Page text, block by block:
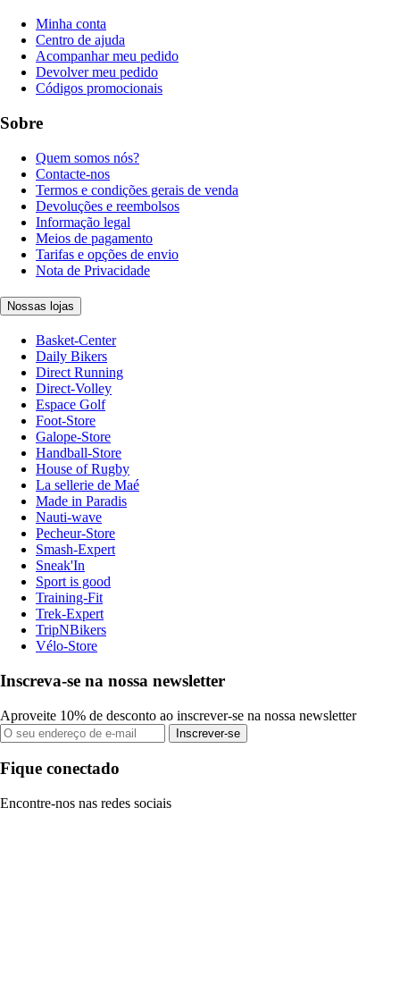
Minha conta
Centro de ajuda
Acompanhar meu pedido
Devolver meu pedido
Códigos promocionais
Sobre
Quem somos nós?
Contacte-nos
Termos e condições gerais de venda
Devoluções e reembolsos
Informação legal
Meios de pagamento
Tarifas e opções de envio
Nota de Privacidade
Nossas lojas
Basket-Center
Daily Bikers
Direct Running
Direct-Volley
Espace Golf
Foot-Store
Galope-Store
Handball-Store
House of Rugby
La sellerie de Maé
Made in Paradis
Nauti-wave
Pecheur-Store
Smash-Expert
Sneak'In
Sport is good
Training-Fit
Trek-Expert
TripNBikers
Vélo-Store
Inscreva-se na nossa newsletter
Aproveite 10% de desconto ao inscrever-se na nossa newsletter
Inscrever-se
Fique conectado
Encontre-nos nas redes sociais